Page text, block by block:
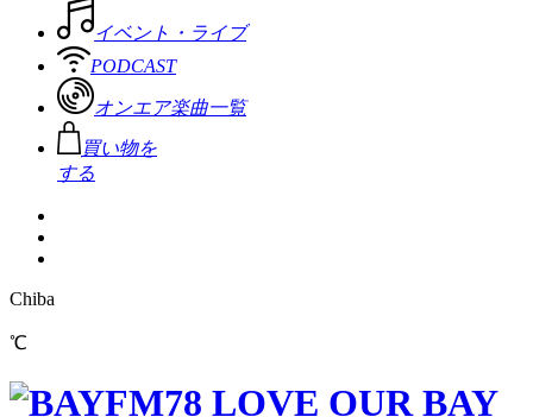
イベント・ライブ
PODCAST
オンエア楽曲一覧
買い物を
する
Chiba
℃